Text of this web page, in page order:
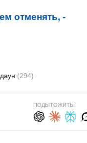
отменять, -
(294)
ПОДЫТОЖИТЬ: